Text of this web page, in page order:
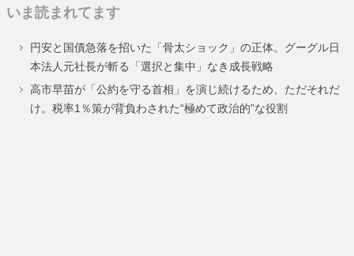
ー
ジ
ジ
ジ
ジ
ジ
ジ
ジ
ー
ジ
ー
ジ
ー
ジ
いま読まれてます
円安と国債急落を招いた「骨太ショック」の正体。グーグル日
本法人元社長が斬る「選択と集中」なき成長戦略
高市早苗が「公約を守る首相」を演じ続けるため、ただそれだ
け。税率1％策が背負わされた“極めて政治的”な役割